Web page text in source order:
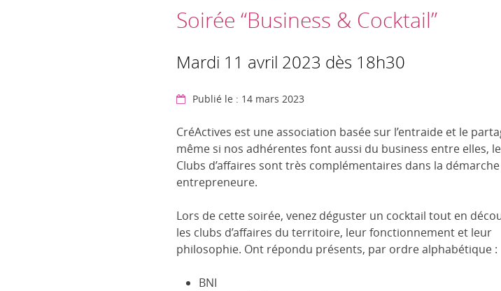
Soirée “Business & Cocktail”
Mardi 11 avril 2023 dès 18h30
Publié le : 14 mars 2023
CréActives est une association basée sur l’entraide et le
même si nos adhérentes font aussi du business entre elles,
Clubs d’affaires sont très complémentaires dans la démarche
entrepreneure.
Lors de cette soirée, venez déguster un cocktail tout en
les clubs d’affaires du territoire, leur fonctionnement et leur
philosophie. Ont répondu présents, par ordre alphabétique :
BNI